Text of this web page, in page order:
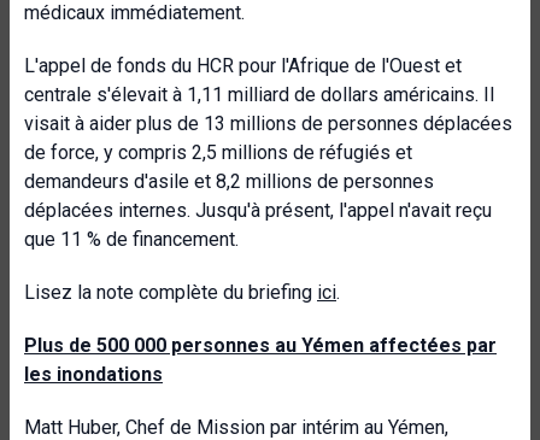
médicaux immédiatement.
L'appel de fonds du HCR pour l'Afrique de l'Ouest et
centrale s'élevait à 1,11 milliard de dollars américains. Il
visait à aider plus de 13 millions de personnes déplacées
de force, y compris 2,5 millions de réfugiés et
demandeurs d'asile et 8,2 millions de personnes
déplacées internes. Jusqu'à présent, l'appel n'avait reçu
que 11 % de financement.
Lisez la note complète du briefing ici.
Plus de 500 000 personnes au Yémen affectées par
les inondations
Matt Huber, Chef de Mission par intérim au Yémen,